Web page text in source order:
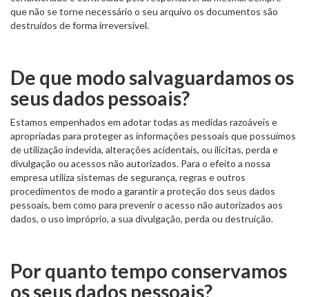
que não se torne necessário o seu arquivo os documentos são
destruídos de forma irreversível.
De que modo salvaguardamos os
seus dados pessoais?
Estamos empenhados em adotar todas as medidas razoáveis e
apropriadas para proteger as informações pessoais que possuímos
de utilização indevida, alterações acidentais, ou ilícitas, perda e
divulgação ou acessos não autorizados. Para o efeito a nossa
empresa utiliza sistemas de segurança, regras e outros
procedimentos de modo a garantir a proteção dos seus dados
pessoais, bem como para prevenir o acesso não autorizados aos
dados, o uso impróprio, a sua divulgação, perda ou destruição.
Por quanto tempo conservamos
os seus dados pessoais?